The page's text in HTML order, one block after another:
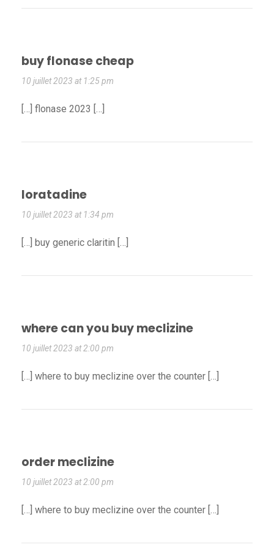
buy flonase cheap
10 juillet 2023 at 1:25 pm
[…] flonase 2023 […]
loratadine
10 juillet 2023 at 1:34 pm
[…] buy generic claritin […]
where can you buy meclizine
10 juillet 2023 at 2:00 pm
[…] where to buy meclizine over the counter […]
order meclizine
10 juillet 2023 at 2:00 pm
[…] where to buy meclizine over the counter […]